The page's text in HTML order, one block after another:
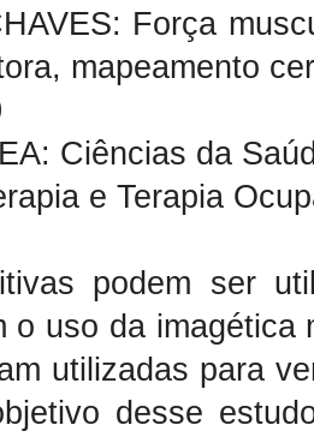
Força
mapeamento
Ciências da
e Terapia
podem ser
o uso da
utilizadas para
desse